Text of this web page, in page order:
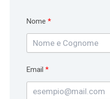
Nome
Email